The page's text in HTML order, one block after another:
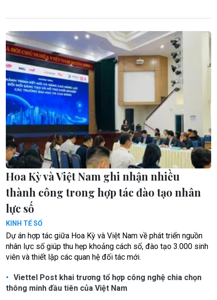
Hoa Kỳ và Việt Nam ghi nhận nhiều
thành công trong hợp tác đào tạo nhân
lực số
KINH TẾ SỐ
Dự án hợp tác giữa Hoa Kỳ và Việt Nam về phát triển nguồn
nhân lực số giúp thu hẹp khoảng cách số, đào tạo 3.000 sinh
viên và thiết lập các quan hệ đối tác mới.
Viettel Post khai trương tổ hợp công nghệ chia chọn
thông minh đầu tiên của Việt Nam